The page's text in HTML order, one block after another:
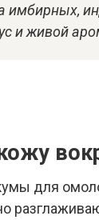
имбирных,
и живой
для